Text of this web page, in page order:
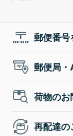
郵便番号
郵便局
荷物の
再配達の